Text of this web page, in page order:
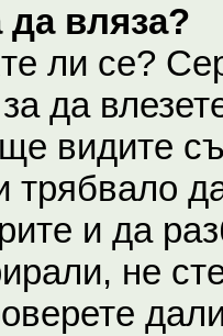
вляза?
ли се?
да
видите
трябвало
и да
не